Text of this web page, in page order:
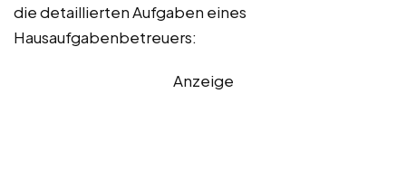
die detaillierten Aufgaben eines
Hausaufgabenbetreuers:
Anzeige